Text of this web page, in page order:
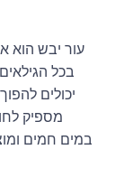
עור יבש הוא
בכל
יכולים
מספיק
במים חמים